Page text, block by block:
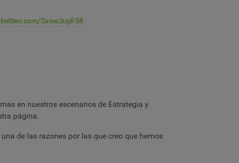
Sxwe3upF58
en nuestros escenarios de Estrategia y
página.
de las razones por las que creo que hemos